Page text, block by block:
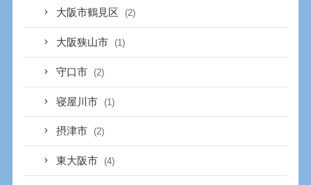
大阪市鶴見区 (2)
大阪狭山市 (1)
守口市 (2)
寝屋川市 (1)
摂津市 (2)
東大阪市 (4)